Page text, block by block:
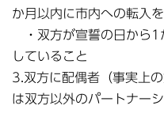
か月以内に市内への転入
・双方が宣誓の日から1
していること
3.双方に配偶者（事実上
は双方以外のパートナー